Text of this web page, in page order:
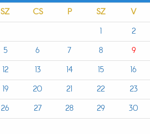
SZ CS P SZ
V
1
2
5 6 7 8
9
12 13 14 15
16
19 20 21 22
23
26 27 28 29
30